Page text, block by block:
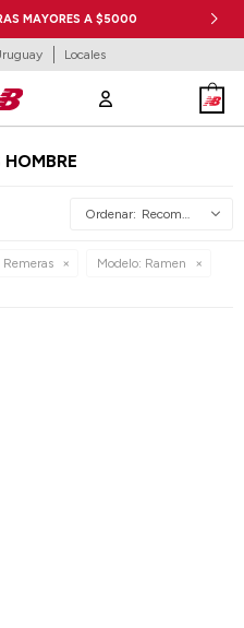
MAYORES A $5000
Locales
HOMBRE
Recomendados
Remeras Modelo: Ramen